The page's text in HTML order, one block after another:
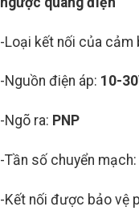
-Loại kết nối của cảm
-Nguồn điện áp: 10-
-Ngõ ra: PNP
-Tần số chuyển mạch:
-Kết nối được bảo vệ